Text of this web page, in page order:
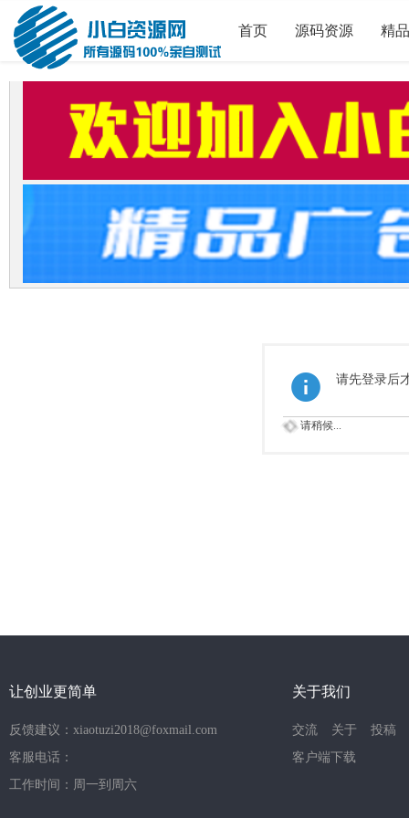
首页 源码资源 精
请先登录后
请稍候...
让创业更简单
反馈建议：xiaotuzi2018@foxmail.com
客服电话：
工作时间：周一到周六
关于我们
交流 关于
投稿
客户端下载